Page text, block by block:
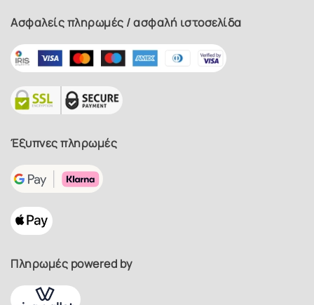
Ασφαλείς πληρωμές / ασφαλή ιστοσελίδα
Έξυπνες πληρωμές
Πληρωμές powered by